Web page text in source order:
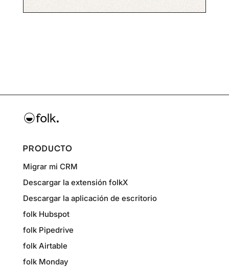
PRODUCTO
Migrar mi CRM
Descargar la extensión folkX
Descargar la aplicación de escritorio
folk Hubspot
folk Pipedrive
folk Airtable
folk Monday